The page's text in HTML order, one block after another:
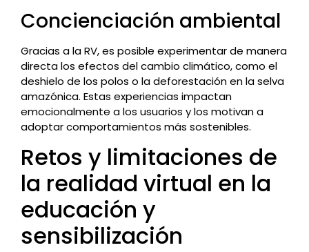
Concienciación ambiental
Gracias a la RV, es posible experimentar de manera
directa los efectos del cambio climático, como el
deshielo de los polos o la deforestación en la selva
amazónica. Estas experiencias impactan
emocionalmente a los usuarios y los motivan a
adoptar comportamientos más sostenibles.
Retos y limitaciones de
la realidad virtual en la
educación y
sensibilización